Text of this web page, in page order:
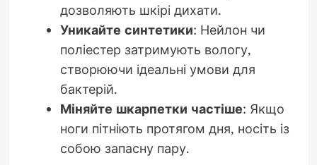
дозволяють шкірі дихати.
Уникайте синтетики: Нейлон чи
поліестер затримують вологу,
створюючи ідеальні умови для
бактерій.
Міняйте шкарпетки частіше: Якщо
ноги пітніють протягом дня, носіть із
собою запасну пару.